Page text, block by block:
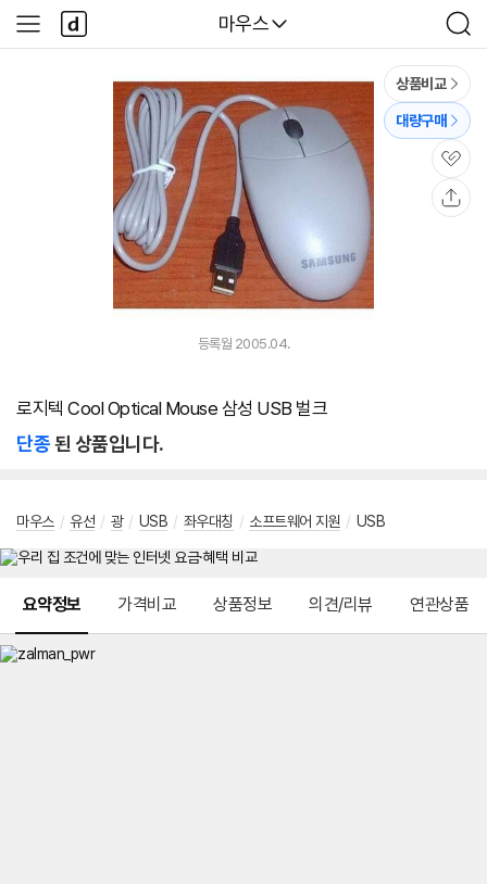
다나와
마우스
검
색
사
이
다
나
와
상품비교
대량구매
관
심
등록월 2005.04.
로지텍 Cool Optical Mouse 삼성 USB 벌크
단종된 상품입니다.
마우스 / 유선 / 광 / USB / 좌우대칭 / 소프트웨어 지원 / USB
요약정보 가격비교 상품정보 의견/리뷰 연관상품